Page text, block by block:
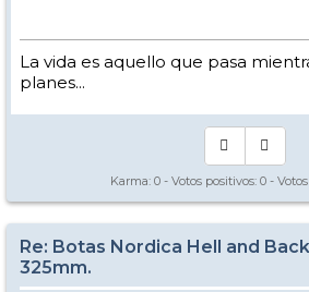
La vida es aquello que pasa
planes...
Karma: 0 - Votos positivos: 0 -
Re: Botas Nordica Hell and
325mm.